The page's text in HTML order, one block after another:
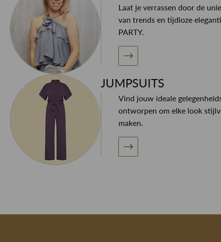
Laat je verrassen door de
van trends en tijdloze
PARTY.
JUMPSUITS
Vind jouw ideale
ontworpen om elke look
maken.